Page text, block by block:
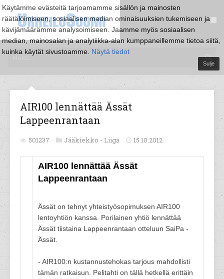
Käytämme evästeitä tarjoamamme sisällön ja mainosten
räätälöimiseen, sosiaalisen median ominaisuuksien tukemiseen ja
kävijämäärämme analysoimiseen. Jaamme myös sosiaalisen
median, mainosalan ja analytiikka-alan kumppaneillemme tietoa siitä,
kuinka käytät sivustoamme. Näytä tiedot
Sulje
AIR100 lennättää Ässät
Lappeenrantaan
501237 Jääkiekko - Liiga 15.10.2012
AIR100 lennättää Ässät
Lappeenrantaan
Ässät on tehnyt yhteistyösopimuksen AIR100
lentoyhtiön kanssa. Porilainen yhtiö lennättää
Ässät tiistaina Lappeenrantaan otteluun SaiPa -
Ässät.
- AIR100:n kustannustehokas tarjous mahdollisti
tämän ratkaisun. Pelitahti on tällä hetkellä erittäin